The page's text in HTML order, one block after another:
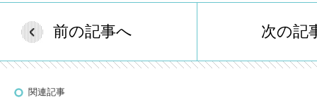
前の記事へ 次の記
関連記事